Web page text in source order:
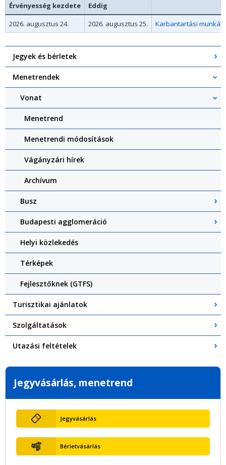
Érvényesség kezdete
Eddig
2026. augusztus 24.
2026. augusztus 25. Karbantartási munkák
Jegyek és bérletek
Menetrendek
Vonat
Menetrend
Menetrendi módosítások
Vágányzári hírek
Archívum
Busz
Budapesti agglomeráció
Helyi közlekedés
Térképek
Fejlesztőknek (GTFS)
Turisztikai ajánlatok
Szolgáltatások
Utazási feltételek
Jegyvásárlás, menetrend
Jegyvásárlás
Bérletvásárlás